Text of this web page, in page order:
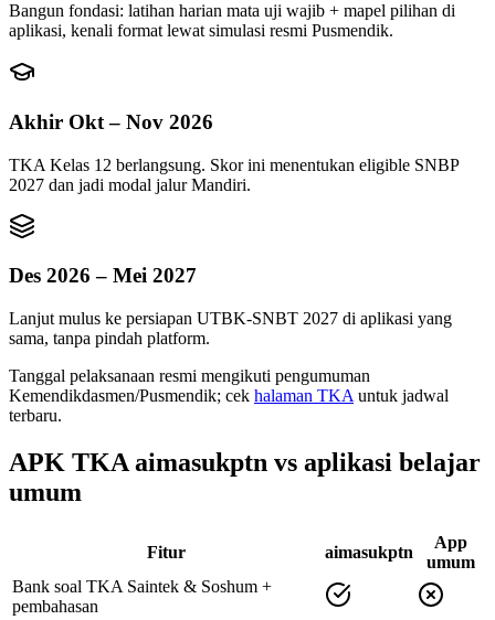
Bangun fondasi: latihan harian mata uji wajib + mapel pilihan di
aplikasi, kenali format lewat simulasi resmi Pusmendik.
Akhir Okt – Nov 2026
TKA Kelas 12 berlangsung. Skor ini menentukan eligible SNBP
2027 dan jadi modal jalur Mandiri.
Des 2026 – Mei 2027
Lanjut mulus ke persiapan UTBK-SNBT 2027 di aplikasi yang
sama, tanpa pindah platform.
Tanggal pelaksanaan resmi mengikuti pengumuman
Kemendikdasmen/Pusmendik; cek halaman TKA untuk jadwal
terbaru.
APK TKA aimasukptn vs aplikasi belajar
umum
Fitur aimasukptn
App
umum
Bank soal TKA Saintek & Soshum +
pembahasan